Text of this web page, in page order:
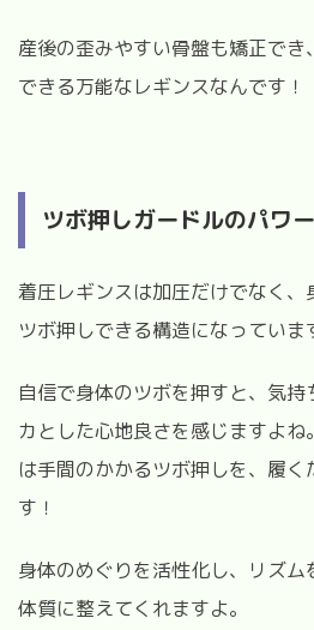
産後の歪みやすい骨盤も矯正で
できる万能なレギンスなんです！
ツボ押しガードルのパワー
着圧レギンスは加圧だけでなく、
ツボ押しできる構造になっていま
自信で身体のツボを押すと、気
カとした心地良さを感じますよ
は手間のかかるツボ押しを、履
す！
身体のめぐりを活性化し、リズ
体質に整えてくれますよ。